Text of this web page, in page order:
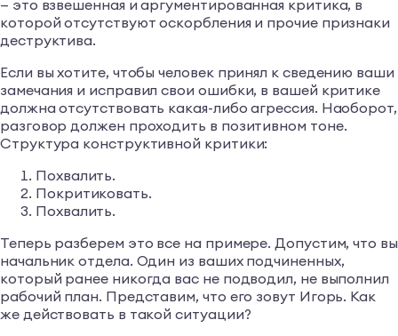
— это взвешенная и аргументированная критика, в
которой отсутствуют оскорбления и прочие признаки
деструктива.
Если вы хотите, чтобы человек принял к сведению ваши
замечания и исправил свои ошибки, в вашей критике
должна отсутствовать какая-либо агрессия. Наоборот,
разговор должен проходить в позитивном тоне.
Структура конструктивной критики:
Похвалить.
Покритиковать.
Похвалить.
Теперь разберем это все на примере. Допустим, что вы
начальник отдела. Один из ваших подчиненных,
который ранее никогда вас не подводил, не выполнил
рабочий план. Представим, что его зовут Игорь. Как
же действовать в такой ситуации?